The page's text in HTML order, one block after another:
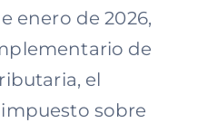
enero de 2026,
de
el
sobre